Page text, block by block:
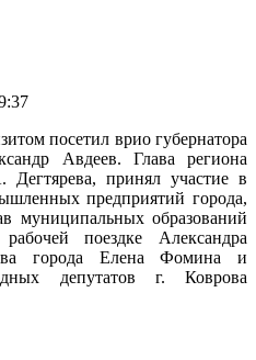
посетил врио губернатора
Авдеев. Глава региона
принял участие в
предприятий города,
муниципальных образований
поездке Александра
города Елена Фомина и
депутатов г. Коврова